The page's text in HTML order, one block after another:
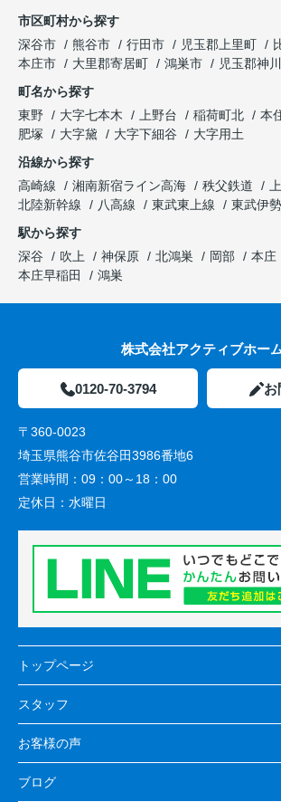
市区町村から探す
深谷市
熊谷市 行田市 児玉郡上里町
本庄市
大里郡寄居町 鴻巣市 児玉郡神
町名から探す
東野
大字七本木 上野台 稲荷町北 本
肥塚
大字黛 大字下細谷
大字用土
沿線から探す
高崎線
湘南新宿ライン高海 秩父鉄道
北陸新幹線
八高線 東武東上線
東武伊
駅から探す
深谷
吹上 神保原 北鴻巣 岡部 本庄
本庄早稲田
鴻巣
株式会社アクティブホー
0120-70-3794 お
〒360-0023
埼玉県熊谷市佐谷田3986番地6
営業時間： 09：00～18：00
定休日： 水曜日
トップページ
スタッフ
お客様の声
ブログ